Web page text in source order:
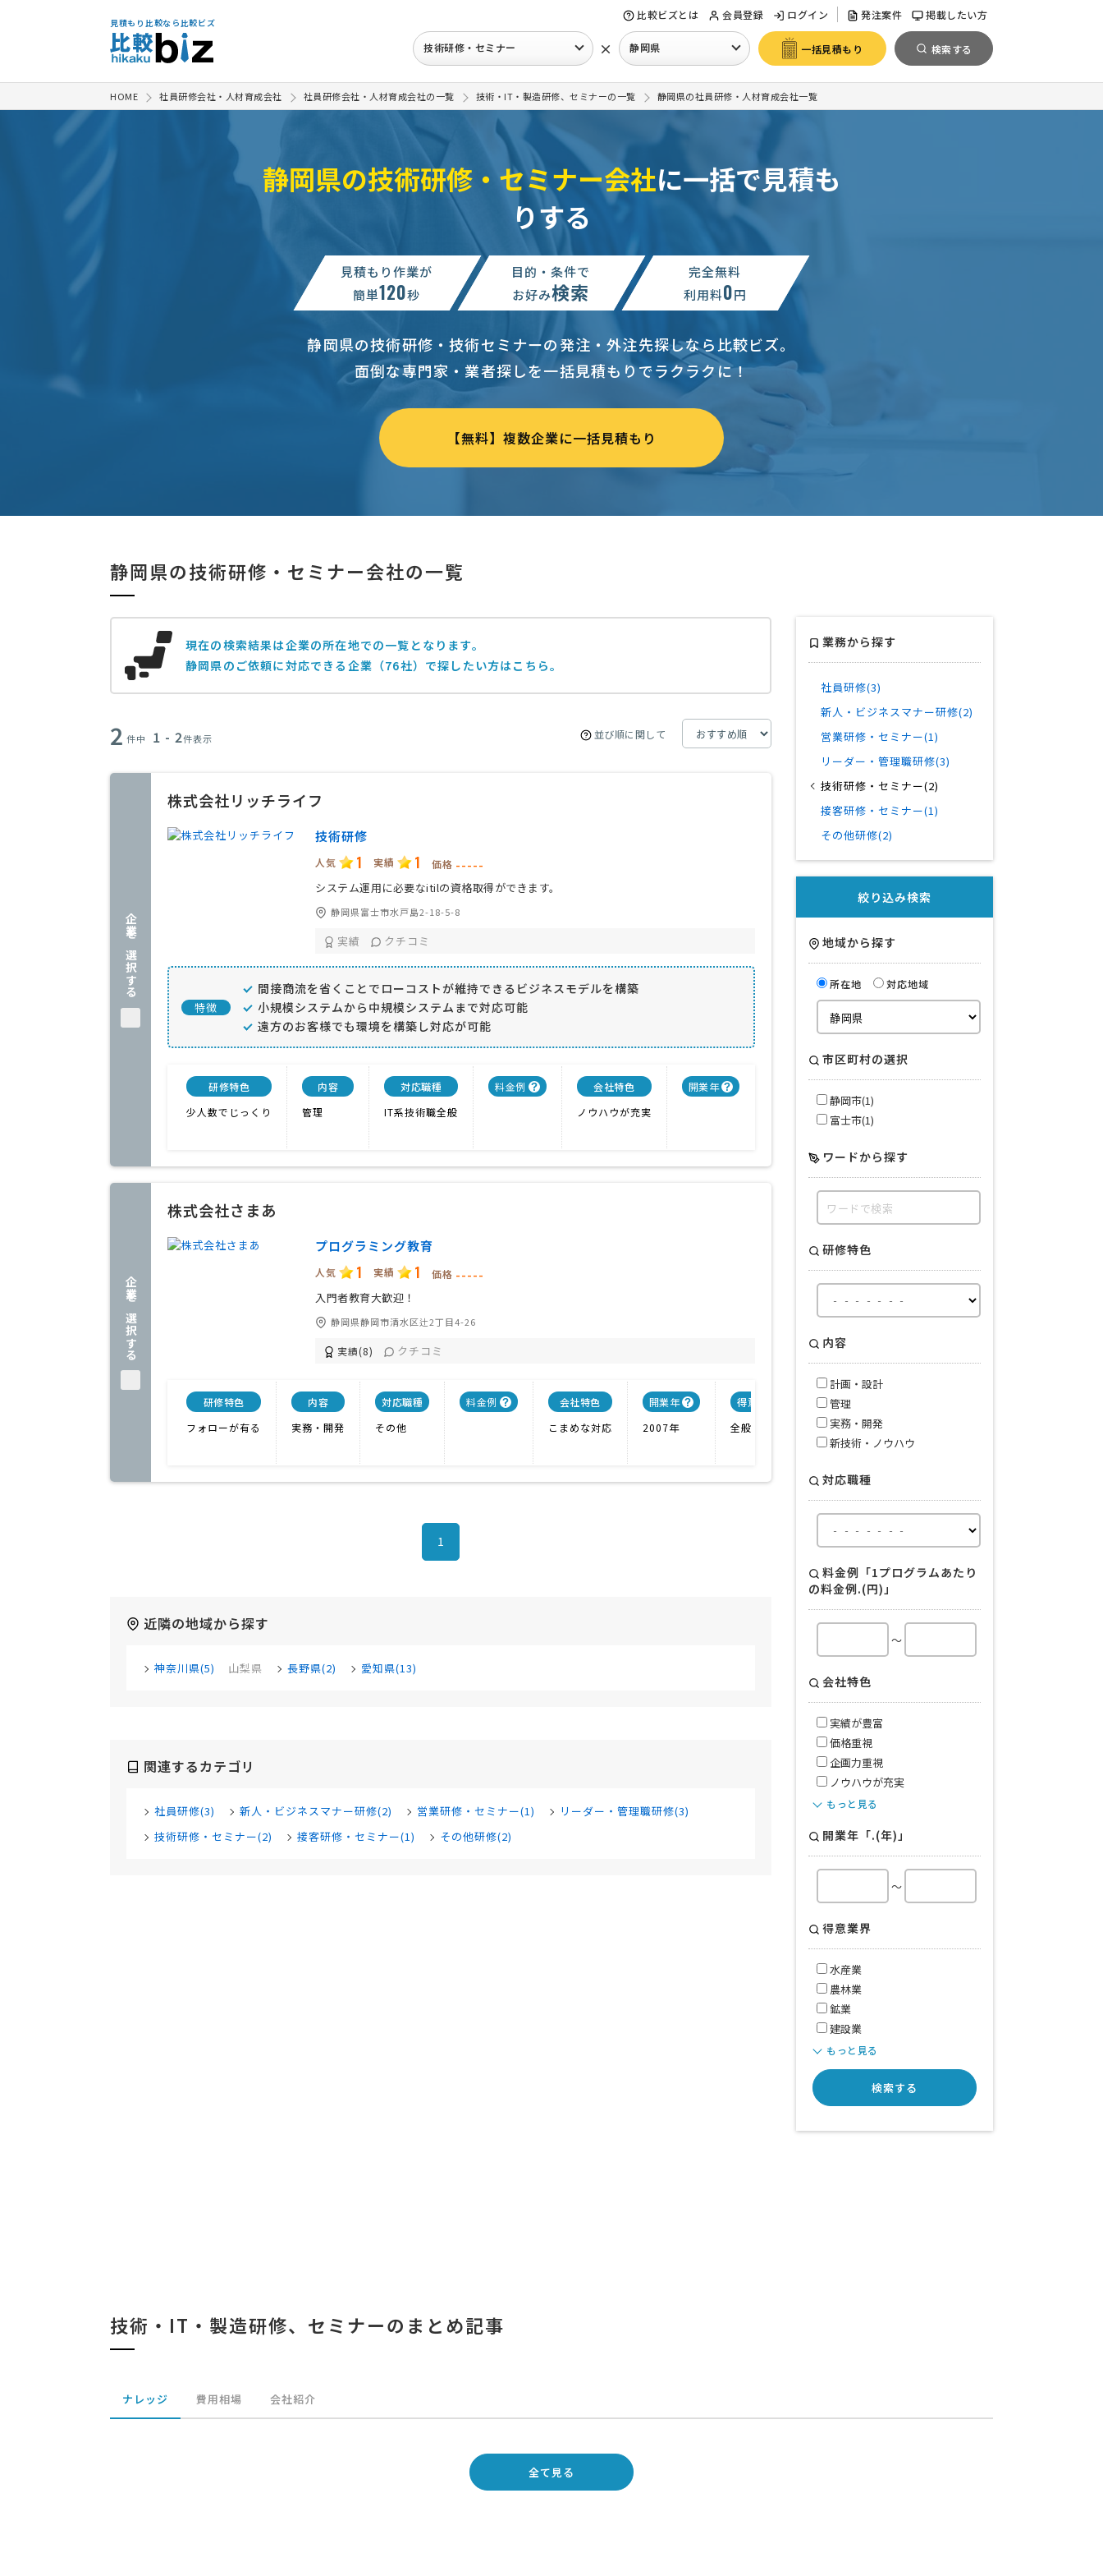
見積もり比較なら比較ビズ
比較ビズとは 会員登録 ログイン 発注案件 掲載したい方
技術研修・セミナー × 静岡県 一括見積もり 検索する
HOME 社員研修会社・人材育成会社 社員研修会社・人材育成会社の一覧 技術・IT・製造研修、セミナーの一覧 静岡県の社員研修・人材育成会社一覧
静岡県の技術研修・セミナー会社に一括で見積も
りする
見積もり作業が
簡単120秒
目的・条件で
お好み検索
完全無料
利用料0円
静岡県の技術研修・技術セミナーの発注・外注先探しなら比較ビズ。
面倒な専門家・業者探しを一括見積もりでラクラクに！
【無料】複数企業に一括見積もり
静岡県の技術研修・セミナー会社の一覧
現在の検索結果は企業の所在地での一覧となります。
静岡県のご依頼に対応できる企業（76社）で探したい方はこちら。
2 件中 1 - 2件表示 並び順に関して
企業を選択する
株式会社リッチライフ
技術研修
人気 1 実績 1 価格 -----
システム運用に必要なitilの資格取得ができます。
静岡県富士市水戸島2-18-5-8
実績 クチコミ
特徴
間接商流を省くことでローコストが維持できるビジネスモデルを構築
小規模システムから中規模システムまで対応可能
遠方のお客様でも環境を構築し対応が可能
研修特色
少人数でじっくり
内容
管理
対応職種
IT系技術職全般
料金例
会社特色
ノウハウが充実
開業年
情報通信業
企業を選択する
株式会社さまあ
プログラミング教育
人気 1 実績 1 価格 -----
入門者教育大歓迎！
静岡県静岡市清水区辻2丁目4-26
実績(8) クチコミ
研修特色
フォローが有る
内容
実務・開発
対応職種
その他
料金例
会社特色
こまめな対応
開業年
2007年
得意業界
全般
1
近隣の地域から探す
神奈川県(5) 山梨県 長野県(2) 愛知県(13)
関連するカテゴリ
社員研修(3) 新人・ビジネスマナー研修(2) 営業研修・セミナー(1)
リーダー・管理職研修(3)
技術研修・セミナー(2)
接客研修・セミナー(1) その他研修(2)
業務から探す
社員研修(3)
新人・ビジネスマナー研修(2)
営業研修・セミナー(1)
リーダー・管理職研修(3)
技術研修・セミナー(2)
接客研修・セミナー(1)
その他研修(2)
絞り込み検索
地域から探す
所在地 対応地域
市区町村の選択
静岡市(1)
富士市(1)
ワードから探す
研修特色
内容
計画・設計
管理
実務・開発
新技術・ノウハウ
対応職種
料金例「1プログラムあたり
の料金例.(円)」
～
会社特色
実績が豊富
価格重視
企画力重視
ノウハウが充実
もっと見る
開業年「.(年)」
～
得意業界
水産業
農林業
鉱業
建設業
もっと見る
検索する
技術・IT・製造研修、セミナーのまとめ記事
ナレッジ 費用相場 会社紹介
全て見る